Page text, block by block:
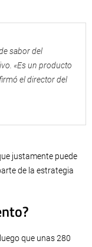
sabor del
«Es un producto
el director del
justamente puede
de la estrategia
que unas 280